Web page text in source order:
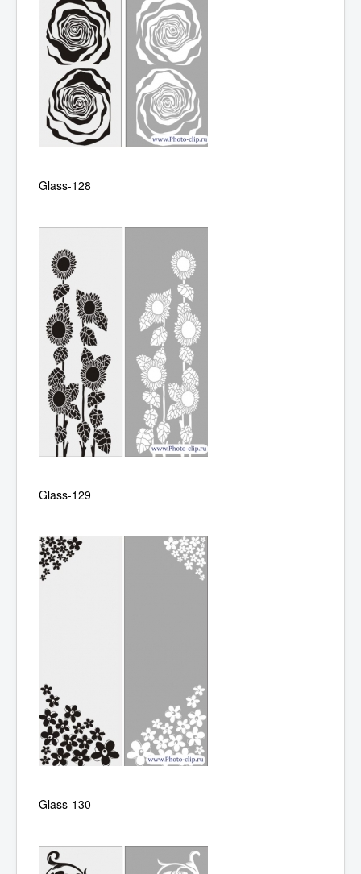
Glass-128
Glass-129
Glass-130